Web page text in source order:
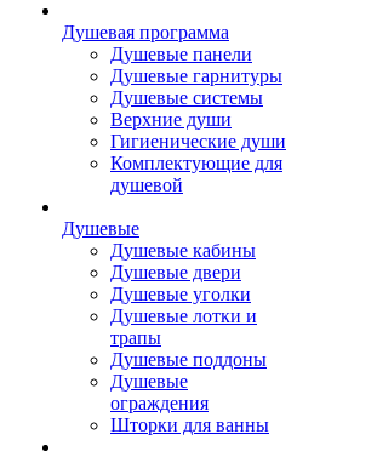
Душевая программа
Душевые панели
Душевые гарнитуры
Душевые системы
Верхние души
Гигиенические души
Комплектующие для
душевой
Душевые
Душевые кабины
Душевые двери
Душевые уголки
Душевые лотки и
трапы
Душевые поддоны
Душевые
ограждения
Шторки для ванны